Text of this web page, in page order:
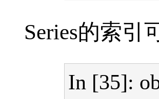
Series的索引
In [35]: